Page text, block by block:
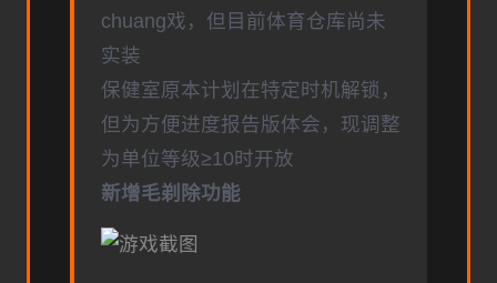
chuang戏，但目前体育仓库尚未
实装
保健室原本计划在特定时机解锁，
但为方便进度报告版体会，现调整
为单位等级≥10时开放
新增毛剃除功能